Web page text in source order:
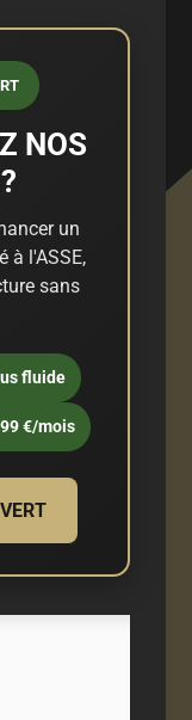
NOS
un
à l'ASSE,
sans
fluide
€/mois